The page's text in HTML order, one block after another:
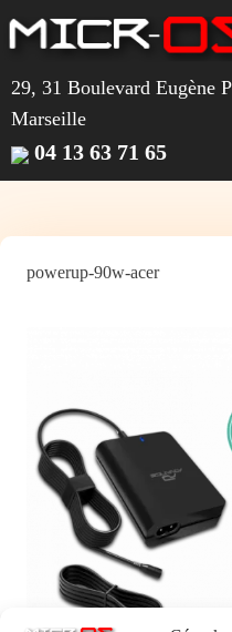
au
contenu
29, 31 Boulevard Eugène
Marseille
04 13 63 71 65
powerup-90w-acer